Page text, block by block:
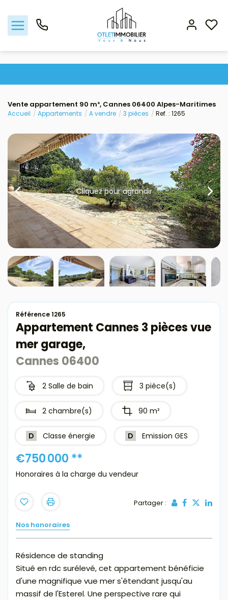
Acheter
Louer
Gestion locative
Viager
Nos biens vendus
Nos agences
Avis clients
Estimation
Avis clients
Vente appartement 90 m², Cannes 06400 Alpes-Maritimes
Accueil Appartements A vendre 3 pièces Ref. : 1265
Cliquez pour agrandir
Référence 1265
Appartement Cannes 3 pièces vue
mer garage,
Cannes 06400
2 Salle de bain 3 pièce(s)
2 chambre(s) 90 m²
D Classe énergie D Emission GES
€750 000 **
Honoraires à la charge du vendeur
Partager :
Nos honoraires
Résidence de standing
Situé en rdc surélevé, cet appartement bénéficie
d'une magnifique vue mer s'étendant jusqu'au
massif de l'Esterel. Une perspective rare qui